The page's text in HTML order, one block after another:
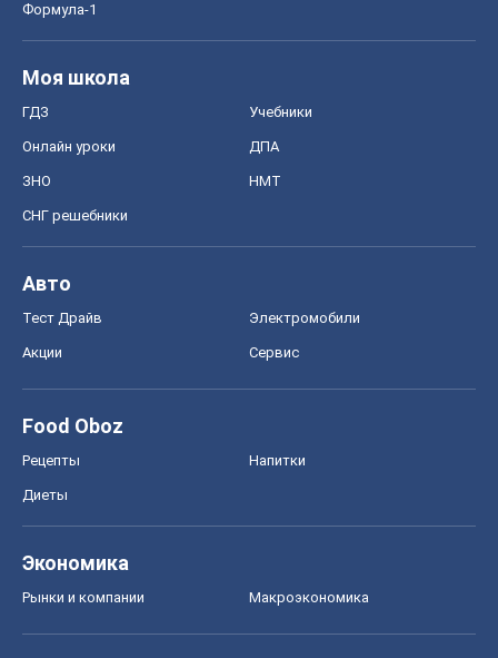
Формула-1
Моя школа
ГДЗ Учебники
Онлайн уроки ДПА
ЗНО НМТ
СНГ решебники
Авто
Тест Драйв Электромобили
Акции Сервис
Food Oboz
Рецепты Напитки
Диеты
Экономика
Рынки и компании Mакроэкономика